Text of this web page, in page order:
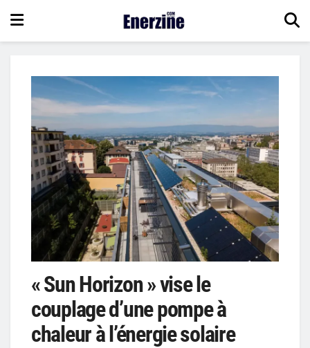
« Sun Horizon » vise le
couplage d’une pompe à
chaleur à l’énergie solaire